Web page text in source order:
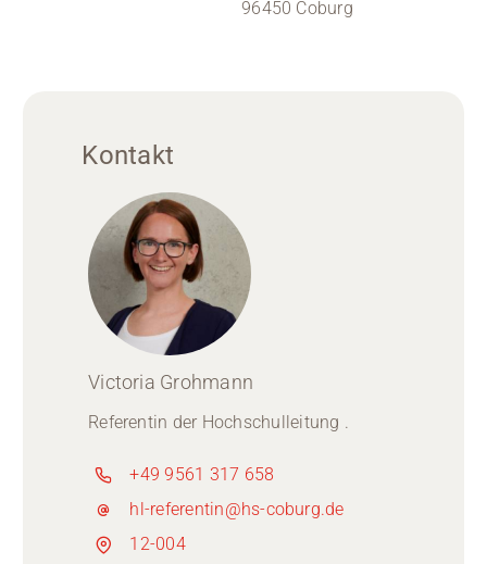
96450 Coburg
Kontakt
Victoria Grohmann
Referentin der Hochschulleitung .
+49 9561 317 658
hl-referentin@hs-coburg.de
12-004